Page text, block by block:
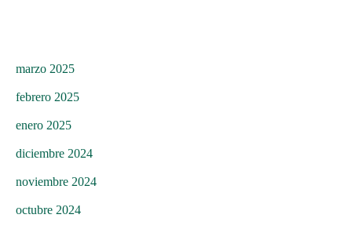
marzo 2025
febrero 2025
enero 2025
diciembre 2024
noviembre 2024
octubre 2024